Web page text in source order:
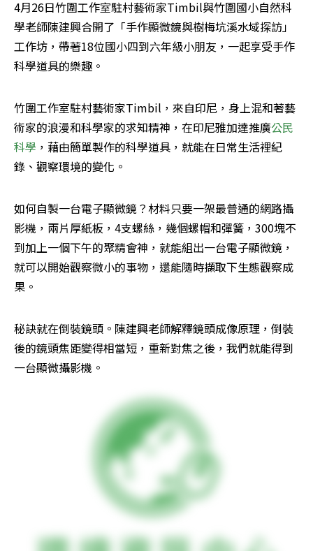
4月26日竹圍工作室駐村藝術家Timbil與竹圍國小自然科
學老師陳建興合開了「手作顯微鏡與樹梅坑溪水域探訪」
工作坊，帶著18位國小四到六年級小朋友，一起享受手作
科學道具的樂趣。
竹圍工作室駐村藝術家Timbil，來自印尼，身上混和著藝
術家的浪漫和科學家的求知精神，在印尼雅加達推廣公民
科學 ，藉由簡單製作的科學道具，就能在日常生活裡紀
錄、觀察環境的變化。
如何自製一台電子顯微鏡？材料只要一架最普通的網路攝
影機，兩片厚紙板，4支螺絲，幾個螺帽和彈簧，300塊不
到加上一個下午的聚精會神，就能組出一台電子顯微鏡，
就可以開始觀察微小的事物，還能隨時擷取下生態觀察成
果。
秘訣就在倒裝鏡頭。陳建興老師解釋鏡頭成像原理，倒裝
後的鏡頭焦距變得相當短，重新對焦之後，我們就能得到
一台顯微攝影機。